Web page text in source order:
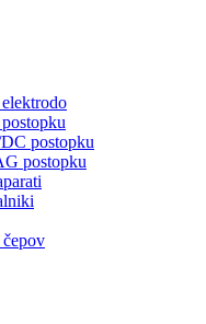
postopku
postopku